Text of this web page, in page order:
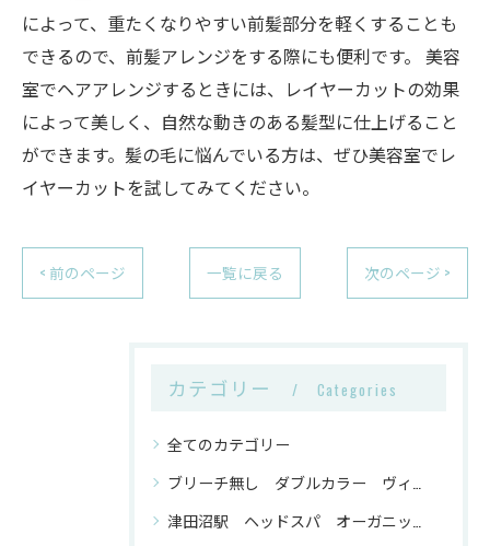
によって、重たくなりやすい前髪部分を軽くすることも
できるので、前髪アレンジをする際にも便利です。 美容
室でヘアアレンジするときには、レイヤーカットの効果
によって美しく、自然な動きのある髪型に仕上げること
ができます。髪の毛に悩んでいる方は、ぜひ美容室でレ
イヤーカットを試してみてください。
< 前のページ 一覧に戻る 次のページ >
カテゴリー Categories
全てのカテゴリー
ブリーチ無し ダブルカラー ヴィーガンカラー 津田沼駅
津田沼駅 ヘッドスパ オーガニックトリートメント ヴィーガンカラー